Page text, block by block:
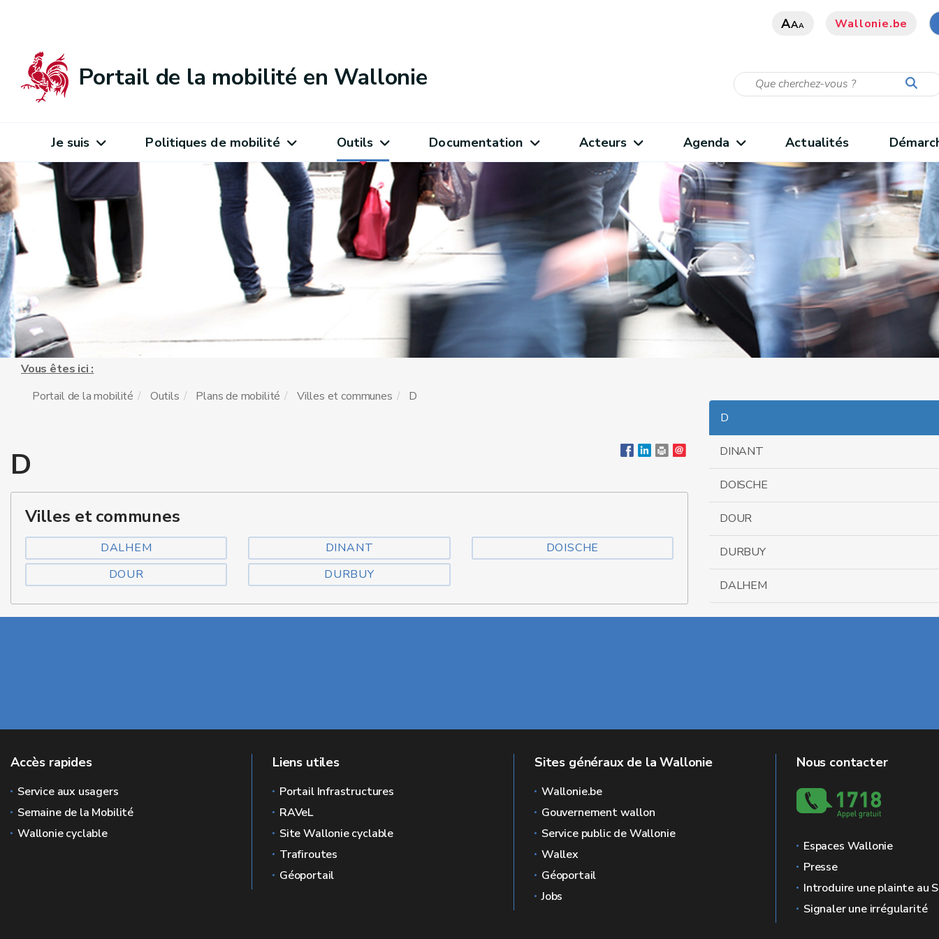
AAA Wallonie.be
Portail de la mobilité en Wallonie
Je suis Politiques de mobilité Outils Documentation Acteurs Agenda Actualités
Vous êtes ici :
Portail de la mobilité
Outils Plans de mobilité Villes et communes D
D
Villes et communes
DALHEM DINANT
DOISCHE
DOUR
DURBUY
D
DINANT
DOISCHE
DOUR
DURBUY
DALHEM
Accès rapides
Service aux usagers
Semaine de la Mobilité
Wallonie cyclable
Liens utiles
Portail Infrastructures
RAVeL
Site Wallonie cyclable
Trafiroutes
Géoportail
Sites généraux de la Wallonie
Wallonie.be
Gouvernement wallon
Service public de Wallonie
Wallex
Géoportail
Jobs
Nous contacter
Espaces Wallonie
Presse
Introduire une plainte au
Signaler une irrégularité